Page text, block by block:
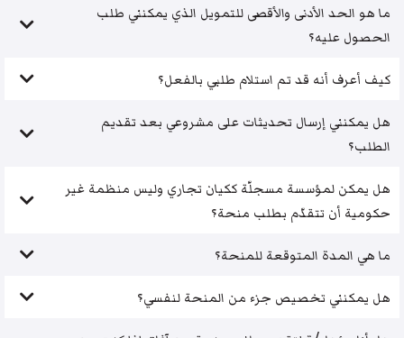
ما هو الحد الأدنى والأقصى للتمويل الذي يمكنني طلب
الحصول عليه؟
كيف أعرف أنه قد تم استلام طلبي بالفعل؟
هل يمكنني إرسال تحديثات على مشروعي بعد تقديم
الطلب؟
هل يمكن لمؤسسة مسجلّة ككيان تجاري وليس منظمة غير
حكومية أن تتقدّم بطلب منحة؟
ما هي المدة المتوقعة للمنحة؟
هل يمكنني تخصيص جزء من المنحة لنفسي؟